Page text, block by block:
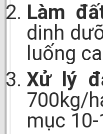
Làm
dinh
luống
Xử lý
700kg/
mục